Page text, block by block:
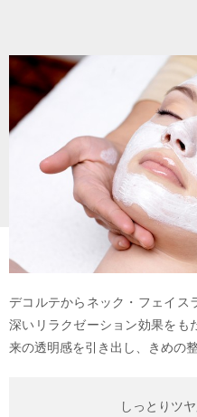
デコルテからネック・フェイス
深いリラクゼーション効果をも
来の透明感を引き出し、きめの
しっとりツ